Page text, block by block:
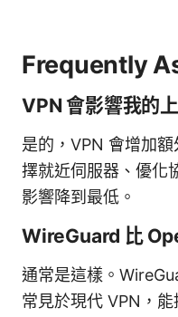
Frequently
VPN 會影響我的
是的，VPN 會增加
擇就近伺服器、優化
影響降到最低。
WireGuard 比
通常是這樣。
常見於現代 VPN，